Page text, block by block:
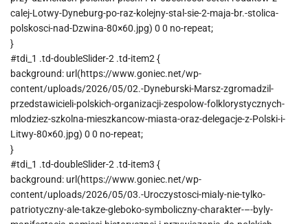
calej-Lotwy-Dyneburg-po-raz-kolejny-stal-sie-2-maja-br.-stolica-
polskosci-nad-Dzwina-80×60.jpg) 0 0 no-repeat;
}
#tdi_1 .td-doubleSlider-2 .td-item2 {
background: url(https://www.goniec.net/wp-
content/uploads/2026/05/02.-Dyneburski-Marsz-zgromadzil-
przedstawicieli-polskich-organizacji-zespolow-folklorystycznych-
mlodziez-szkolna-mieszkancow-miasta-oraz-delegacje-z-Polski-i-
Litwy-80×60.jpg) 0 0 no-repeat;
}
#tdi_1 .td-doubleSlider-2 .td-item3 {
background: url(https://www.goniec.net/wp-
content/uploads/2026/05/03.-Uroczystosci-mialy-nie-tylko-
patriotyczny-ale-takze-gleboko-symboliczny-charakter-–-byly-